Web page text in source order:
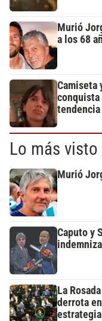
Murió
a los 68
Camiseta
conquista
tendencia
Lo más visto
Murió
Caputo y
La
derrota
estrategia